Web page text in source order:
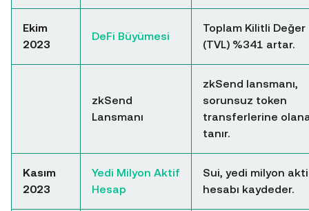
Ekim
2023
DeFi Büyümesi
Toplam Kilitli Değer
(TVL) %341 artar.
zkSend
Lansmanı
zkSend lansmanı,
sorunsuz token
transferlerine
tanır.
Kasım
2023
Yedi Milyon Aktif
Hesap
Sui, yedi milyon
hesabı kaydeder.